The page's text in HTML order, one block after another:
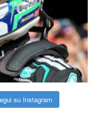
su Instagram